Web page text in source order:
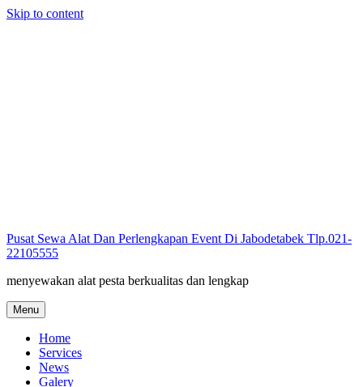
Skip to content
Pusat Sewa Alat Dan Perlengkapan Event Di Jabodetabek Tlp.021-
22105555
menyewakan alat pesta berkualitas dan lengkap
Menu
Home
Services
News
Galery